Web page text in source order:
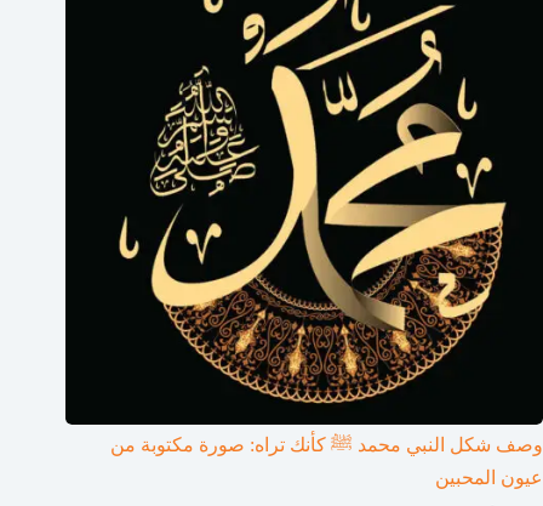
وصف شكل النبي محمد ﷺ كأنك تراه: صورة مكتوبة من
عيون المحبين